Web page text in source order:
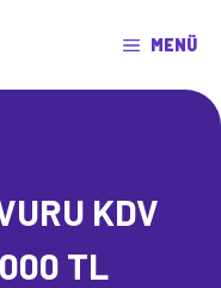
MENÜ
KDV
TL